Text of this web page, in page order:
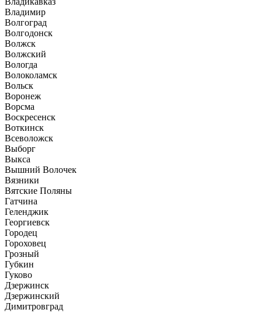
Владимир
Волгоград
Волгодонск
Волжск
Волжский
Вологда
Волоколамск
Вольск
Воронеж
Ворсма
Воскресенск
Воткинск
Всеволожск
Выборг
Выкса
Вышний Волочек
Вязники
Вятские Поляны
Гатчина
Геленджик
Георгиевск
Городец
Гороховец
Грозный
Губкин
Гуково
Дзержинск
Дзержинский
Димитровград